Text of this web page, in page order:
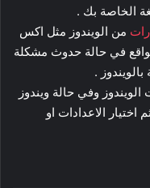
الخاصة بك .
من الويندوز مثل اكس
في حالة حدوث مشكلة
.
وفي حالة ويندوز
اختيار الاعدادات او